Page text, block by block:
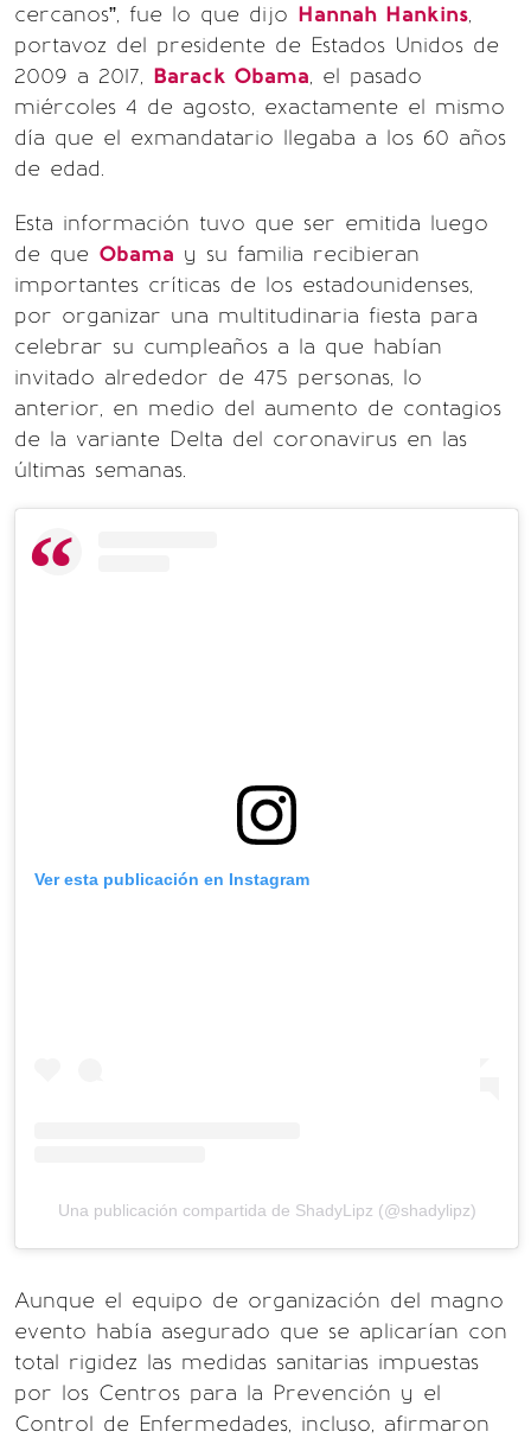
cercanos”, fue lo que dijo Hannah Hankins,
portavoz del presidente de Estados Unidos de
2009 a 2017, Barack Obama, el pasado
miércoles 4 de agosto, exactamente el mismo
día que el exmandatario llegaba a los 60 años
de edad.
Esta información tuvo que ser emitida luego
de que Obama y su familia recibieran
importantes críticas de los estadounidenses,
por organizar una multitudinaria fiesta para
celebrar su cumpleaños a la que habían
invitado alrededor de 475 personas, lo
anterior, en medio del aumento de contagios
de la variante Delta del coronavirus en las
últimas semanas.
Ver esta publicación en Instagram
Una publicación compartida de ShadyLipz (@shadylipz)
Aunque el equipo de organización del magno
evento había asegurado que se aplicarían con
total rigidez las medidas sanitarias impuestas
por los Centros para la Prevención y el
Control de Enfermedades, incluso, afirmaron